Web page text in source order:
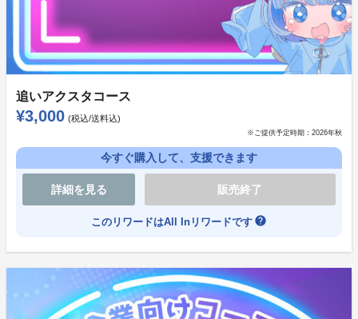
天使ちゃん(あなた)は登場人物を導くことは出来るが、
カップルの間に挟まることはできない。
ただし、登場人物達の甘いささやき声(ＡＳＭＲ)は聞く
追いアクスタコース
¥3,000 (税込/送料込)
※ご提供予定時期： 2026年秋
今すぐ購入して、支援できます
詳細を見る 販売終了
このリワードはAll Inリワードです help